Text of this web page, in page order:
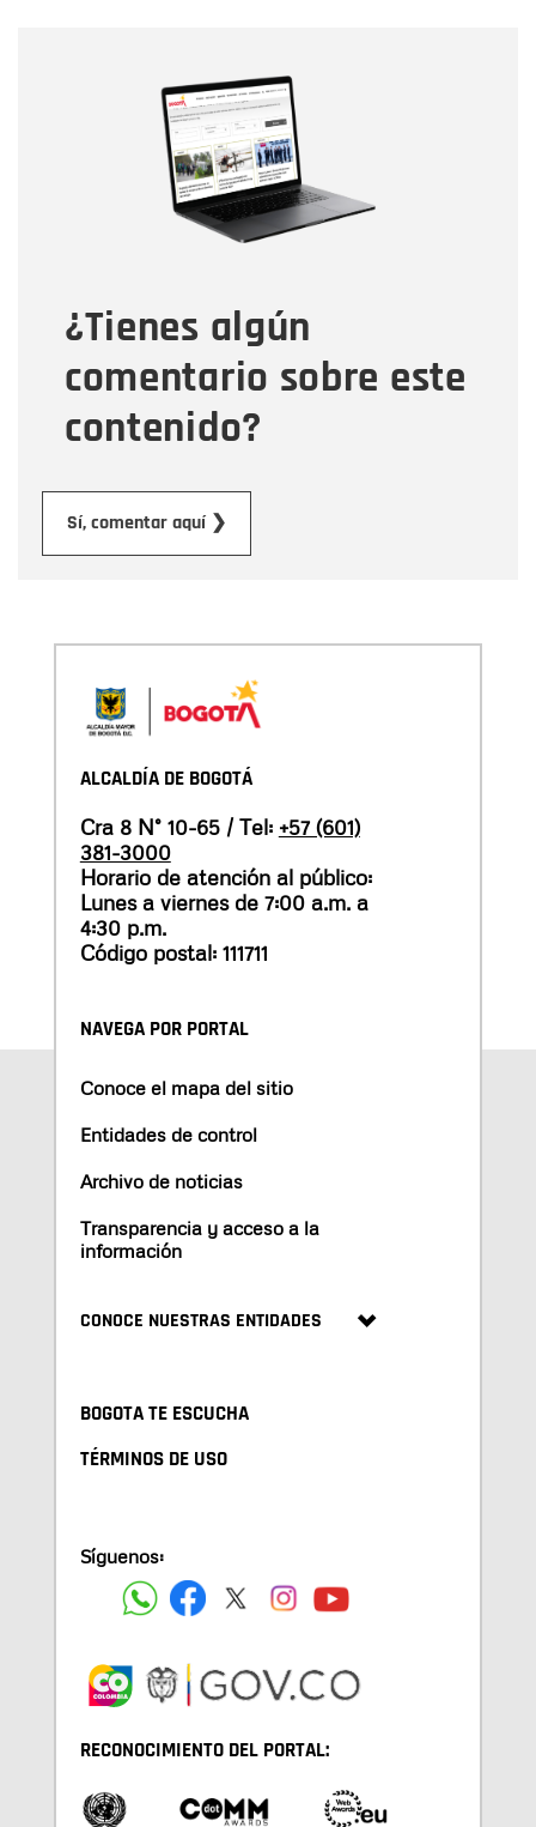
¿Tienes algún
comentario sobre este
contenido?
Sí, comentar aquí ❯
Correo electrónico
Tipo de comentario
Mensaje
ALCALDÍA DE BOGOTÁ
Cra 8 N° 10-65 / Tel: +57 (601)
381-3000
Horario de atención al público:
Lunes a viernes de 7:00 a.m. a
4:30 p.m.
Código postal: 111711
NAVEGA POR PORTAL
Conoce el mapa del sitio
Entidades de control
Archivo de noticias
Transparencia y acceso a la
información
CONOCE NUESTRAS ENTIDADES
BOGOTA TE ESCUCHA
TÉRMINOS DE USO
Síguenos:
RECONOCIMIENTO DEL PORTAL: